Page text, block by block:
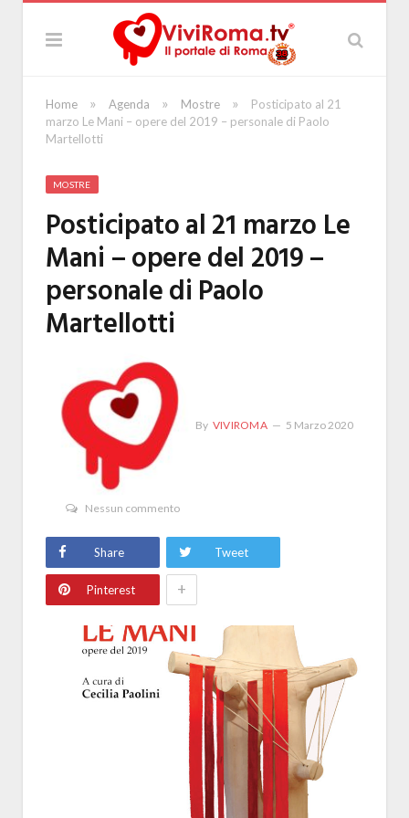
Home » Agenda » Mostre »
Posticipato al 21
marzo Le Mani – opere del 2019 – personale di Paolo
Martellotti
MOSTRE
Posticipato al 21 marzo Le
Mani – opere del 2019 –
personale di Paolo
Martellotti
By VIVIROMA 5 Marzo 2020
Nessun commento
Share Tweet
Pinterest +